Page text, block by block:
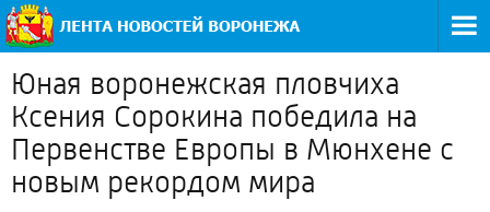
Юная воронежская пловчиха
Ксения Сорокина победила на
Первенстве Европы в Мюнхене с
новым рекордом мира